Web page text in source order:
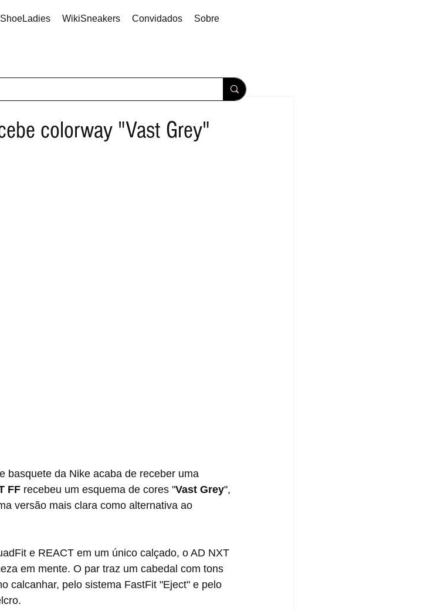
ShoeLadies WikiSneakers Convidados Sobre
colorway "Vast Grey"
FF recebeu um esquema de cores "Vast Grey",
versão mais clara como alternativa ao
em mente. O par traz um cabedal com tons
calcanhar, pelo sistema FastFit "Eject" e pelo